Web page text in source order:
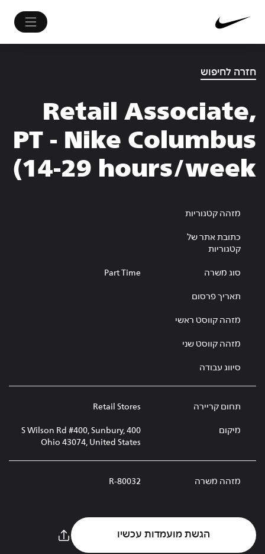
חזרה לחיפוש
Retail Associate,
PT - Nike Columbus
14-29 hours/week)
מזהה קטגוריות
כתובת אתר של
קטגוריות
סוג משרה Part Time
תאריך פרסום
מזהה קווסט ראשי
מזהה קווסט שני
סיווג עבודה
תחום קריירה Retail Stores
מיקום
400 S Wilson Rd #400, Sunbury,
Ohio 43074, United States
מזהה משרה R-80032
הגשת מועמדות עכשיו